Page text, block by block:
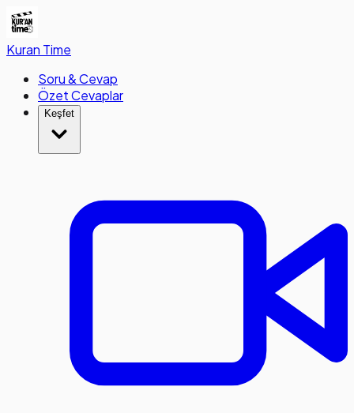
Kuran Time
Soru & Cevap
Özet Cevaplar
Keşfet